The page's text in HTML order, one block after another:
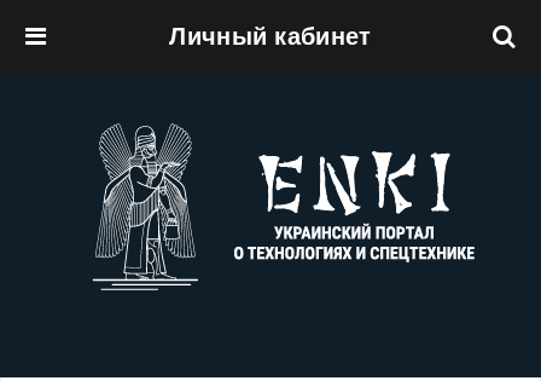
Личный кабинет